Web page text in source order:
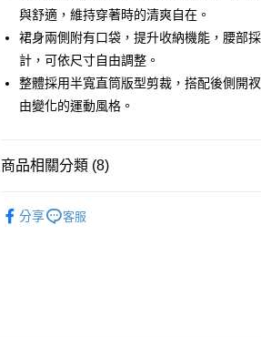
Apple Pay
運送方式
全家取貨付款<未取貨列黑名單/不支援離島取
全家取貨<未取貨列黑名單/不支援離島取退>
與舒適，維持穿著時的清爽自在。
裙身兩側附有口袋，提升收納機能，腰部
計，可依尺寸自由調整。
整體採用半寬直筒版型剪裁，搭配後側開
由變化的運動風格。
商品相關分類 (8)
分享 客服